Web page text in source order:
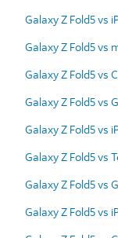
Galaxy Z Fold5 vs
Galaxy Z Fold5 vs
Galaxy Z Fold5 vs
Galaxy Z Fold5 vs
Galaxy Z Fold5 vs
Galaxy Z Fold5 vs
Galaxy Z Fold5 vs
Galaxy Z Fold5 vs